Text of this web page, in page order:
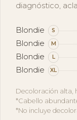
diagnóstico,
Blondie S
Blondie
M
Blondie
L
Blondie
XL
Decoloración alta,
*Cabello
*No incluye